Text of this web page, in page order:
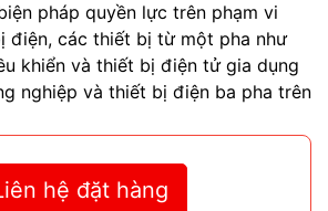
pháp quyền lực trên phạm vi
điện, các thiết bị từ một pha như
khiển và thiết bị điện tử gia dụng
nghiệp và thiết bị điện ba pha trên
hệ đặt hàng